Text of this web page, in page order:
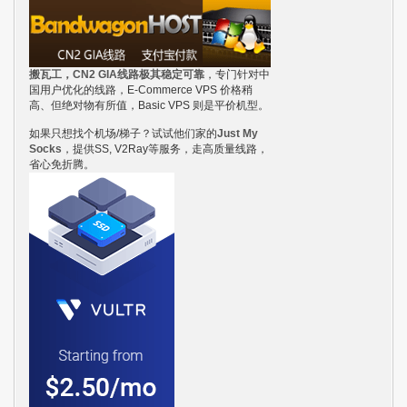
搬瓦工，CN2 GIA线路极其稳定可靠 ，专门针对中
国用户优化的线路，E-Commerce VPS 价格稍
高、但绝对物有所值，Basic VPS 则是平价机型。
如果只想找个机场/梯子？试试他们家的Just My
Socks ，提供SS, V2Ray等服务，走高质量线路，
省心免折腾。